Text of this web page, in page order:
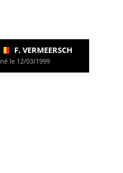
F. VERMEERSCH
né le 12/03/1999